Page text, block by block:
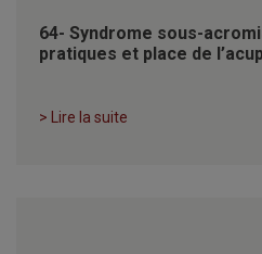
64- Syndrome sous-
pratiques et place de
> Lire la suite